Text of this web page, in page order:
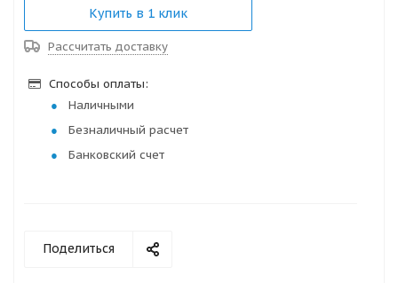
Купить в 1 клик
Рассчитать доставку
Способы оплаты:
Наличными
Безналичный расчет
Банковский счет
Поделиться